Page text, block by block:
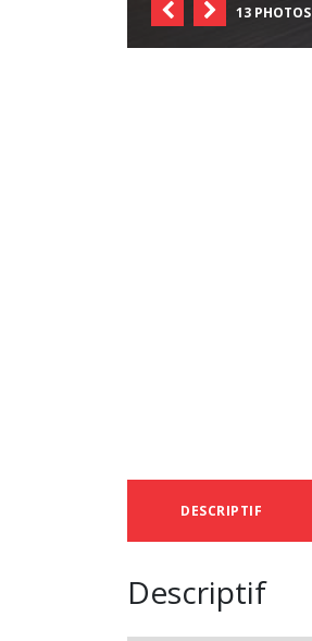
13 PHOTOS
DESCRIPTIF
Descriptif